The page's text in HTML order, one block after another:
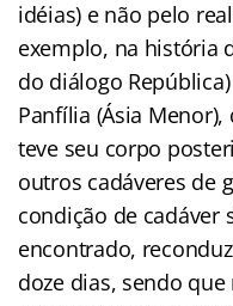
idéias) e não pelo
exemplo, na história
do diálogo
Panfília (Ásia
teve seu corpo
outros cadáveres de
condição de cadáver
encontrado,
doze dias, sendo